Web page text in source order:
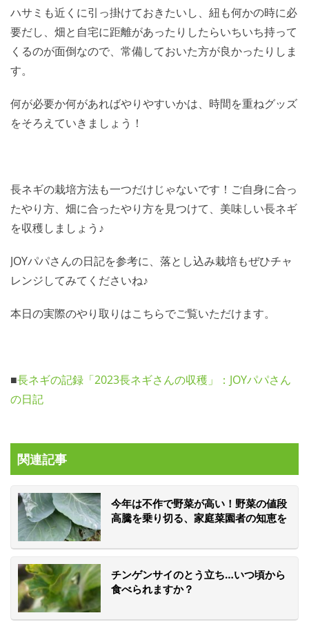
ハサミも近くに引っ掛けておきたいし、紐も何かの時に必
要だし、畑と自宅に距離があったりしたらいちいち持って
くるのが面倒なので、常備しておいた方が良かったりしま
す。
何が必要か何があればやりやすいかは、時間を重ねグッズ
をそろえていきましょう！
長ネギの栽培方法も一つだけじゃないです！ご自身に合っ
たやり方、畑に合ったやり方を見つけて、美味しい長ネギ
を収穫しましょう♪
JOYパパさんの日記を参考に、落とし込み栽培もぜひチャ
レンジしてみてくださいね♪
本日の実際のやり取りはこちらでご覧いただけます。
■長ネギの記録「2023長ネギさんの収穫」：JOYパパさん
の日記
関連記事
今年は不作で野菜が高い！野菜の値段
高騰を乗り切る、家庭菜園者の知恵を
チンゲンサイのとう立ち…いつ頃から
食べられますか？